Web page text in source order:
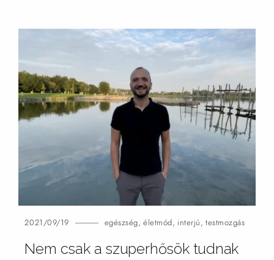
2021/09/19 egészség,életmód, interjú,testmozgás
Nem csak a szuperhősök tudnak